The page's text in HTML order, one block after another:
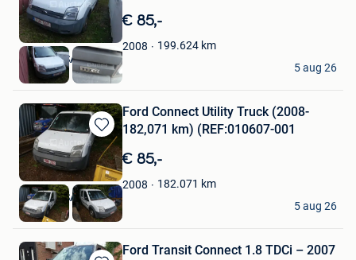
in
Mijn
Favorieten
€ 85,-
2008 199.624 km
Auctelia SA
Nivelles
5 aug 26
Bewaren
in
Mijn
Favorieten
Ford Connect Utility Truck (2008-
182,071 km) (REF:010607-001
€ 85,-
2008 182.071 km
Auctelia SA
Nivelles
5 aug 26
Ford Transit Connect 1.8 TDCi – 2007